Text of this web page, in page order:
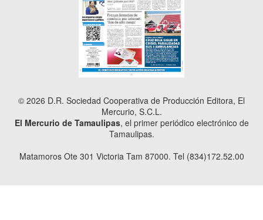
© 2026 D.R. Sociedad Cooperativa de Producción Editora, El
Mercurio, S.C.L.
El Mercurio de Tamaulipas, el primer periódico electrónico de
Tamaulipas.
Matamoros Ote 301 Victoria Tam 87000. Tel (834)172.52.00